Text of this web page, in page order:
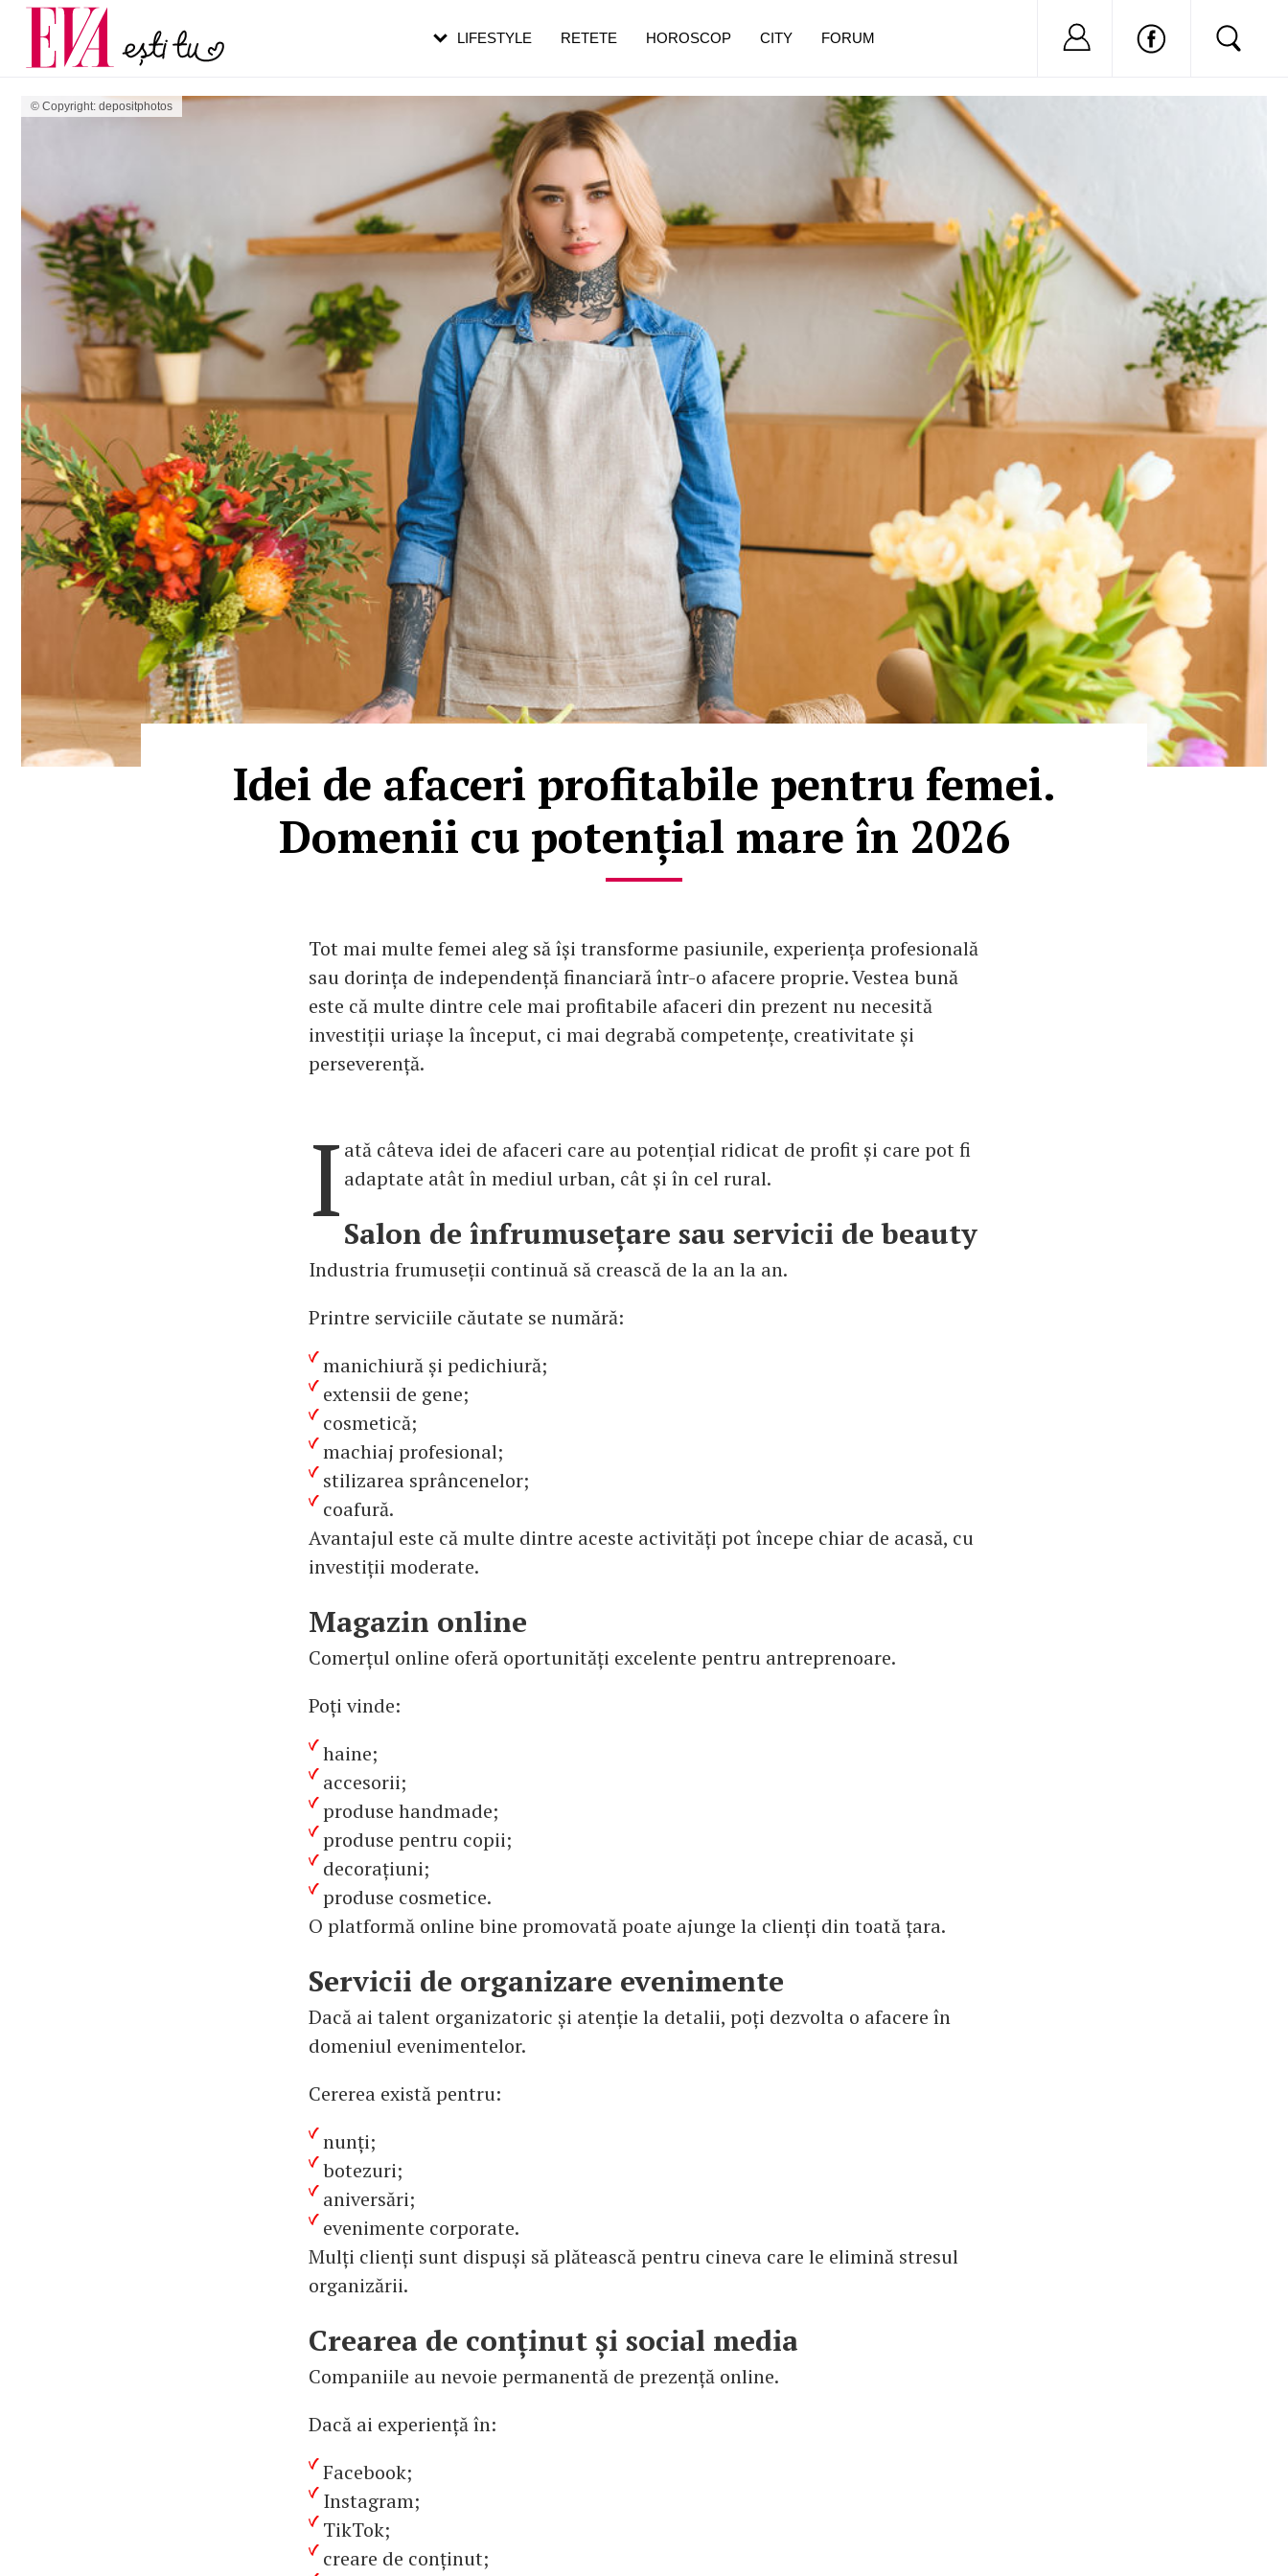
© Copyright: depositphotos
Idei de afaceri profitabile pentru femei.
Domenii cu potențial mare în 2026
Tot mai multe femei aleg să își transforme pasiunile, experiența profesională
sau dorința de independență financiară într-o afacere proprie. Vestea bună
este că multe dintre cele mai profitabile afaceri din prezent nu necesită
investiții uriașe la început, ci mai degrabă competențe, creativitate și
perseverență.
I ată câteva idei de afaceri care au potențial ridicat de profit și care pot fi
adaptate atât în mediul urban, cât și în cel rural.
Salon de înfrumusețare sau servicii de beauty
Industria frumuseții continuă să crească de la an la an.
Printre serviciile căutate se numără:
manichiură și pedichiură;
extensii de gene;
cosmetică;
machiaj profesional;
stilizarea sprâncenelor;
coafură.
Avantajul este că multe dintre aceste activități pot începe chiar de acasă, cu
investiții moderate.
Magazin online
Comerțul online oferă oportunități excelente pentru antreprenoare.
Poți vinde:
haine;
accesorii;
produse handmade;
produse pentru copii;
decorațiuni;
produse cosmetice.
O platformă online bine promovată poate ajunge la clienți din toată țara.
Servicii de organizare evenimente
Dacă ai talent organizatoric și atenție la detalii, poți dezvolta o afacere în
domeniul evenimentelor.
Cererea există pentru:
nunți;
botezuri;
aniversări;
evenimente corporate.
Mulți clienți sunt dispuși să plătească pentru cineva care le elimină stresul
organizării.
Crearea de conținut și social media
Companiile au nevoie permanentă de prezență online.
Dacă ai experiență în:
Facebook;
Instagram;
TikTok;
creare de conținut;
LIFESTYLE RETETE HOROSCOP CITY FORUM Nu ai cont?
Carieră
Actualitate
pe măsură ce înaintezi în vârstă
de dureroasă este investigația